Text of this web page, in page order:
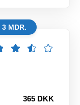
MDR.
365 DKK